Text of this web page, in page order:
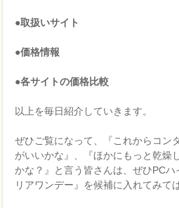
●取扱いサイト
●価格情報
●各サイトの価格比較
以上を毎日紹介していきます。
ぜひご覧になって、『これからコン
がいいかな』、『ほかにもっと乾燥
かな？』と言う皆さんは、ぜひPC
リアワンデー』を候補に入れてみて